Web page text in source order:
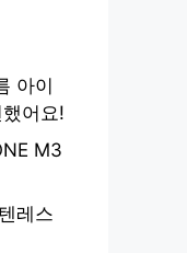
아이
어요!
M3
레스